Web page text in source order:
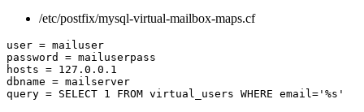
/etc/postfix/mysql-virtual-mailbox-maps.cf
user = mailuser
password = mailuserpass
hosts = 127.0.0.1
dbname = mailserver
query = SELECT 1 FROM virtual_users WHERE email='%s'